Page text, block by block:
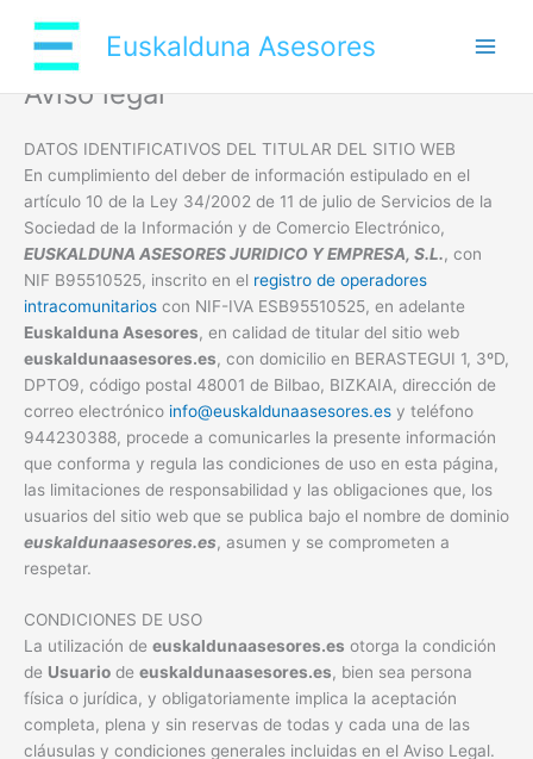
contenido
Euskalduna Asesores
Aviso legal
DATOS IDENTIFICATIVOS DEL TITULAR DEL SITIO WEB
En cumplimiento del deber de información estipulado en el
artículo 10 de la Ley 34/2002 de 11 de julio de Servicios de la
Sociedad de la Información y de Comercio Electrónico,
EUSKALDUNA ASESORES JURIDICO Y EMPRESA, S.L., con
NIF B95510525, inscrito en el registro de operadores
intracomunitarios con NIF-IVA ESB95510525, en adelante
Euskalduna Asesores, en calidad de titular del sitio web
euskaldunaasesores.es, con domicilio en BERASTEGUI 1, 3ºD,
DPTO9, código postal 48001 de Bilbao, BIZKAIA, dirección de
correo electrónico info@euskaldunaasesores.es y teléfono
944230388, procede a comunicarles la presente información
que conforma y regula las condiciones de uso en esta página,
las limitaciones de responsabilidad y las obligaciones que, los
usuarios del sitio web que se publica bajo el nombre de dominio
euskaldunaasesores.es, asumen y se comprometen a
respetar.
CONDICIONES DE USO
La utilización de euskaldunaasesores.es otorga la condición
de Usuario de euskaldunaasesores.es, bien sea persona
física o jurídica, y obligatoriamente implica la aceptación
completa, plena y sin reservas de todas y cada una de las
cláusulas y condiciones generales incluidas en el Aviso Legal.